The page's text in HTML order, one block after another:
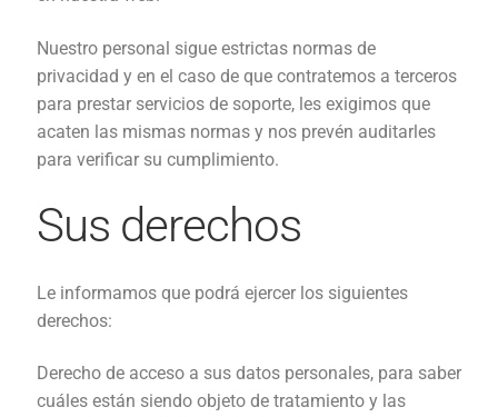
Nuestro personal sigue estrictas normas de
privacidad y en el caso de que contratemos a terceros
para prestar servicios de soporte, les exigimos que
acaten las mismas normas y nos prevén auditarles
para verificar su cumplimiento.
Sus derechos
Le informamos que podrá ejercer los siguientes
derechos:
Derecho de acceso a sus datos personales, para saber
cuáles están siendo objeto de tratamiento y las